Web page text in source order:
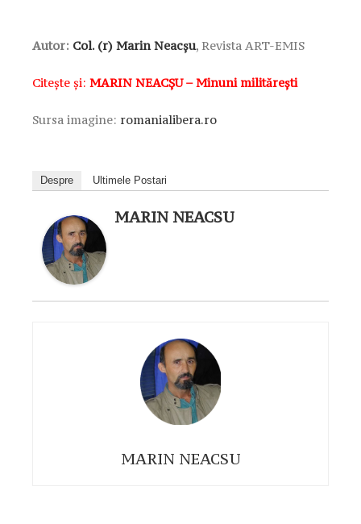
Autor: Col. (r) Marin Neacșu, Revista ART-EMIS
Citește și: MARIN NEACȘU – Minuni militărești
Sursa imagine: romanialibera.ro
Despre Ultimele Postari
MARIN NEACSU
MARIN NEACSU